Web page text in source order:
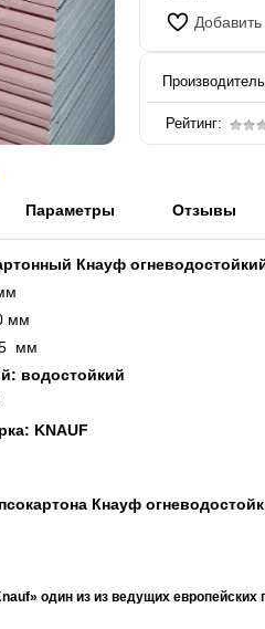
Рейтинг:
Параметры Отзывы
Кнауф
мм
мм
водостойкий
KNAUF
Кнауф
один из из ведущих европейских